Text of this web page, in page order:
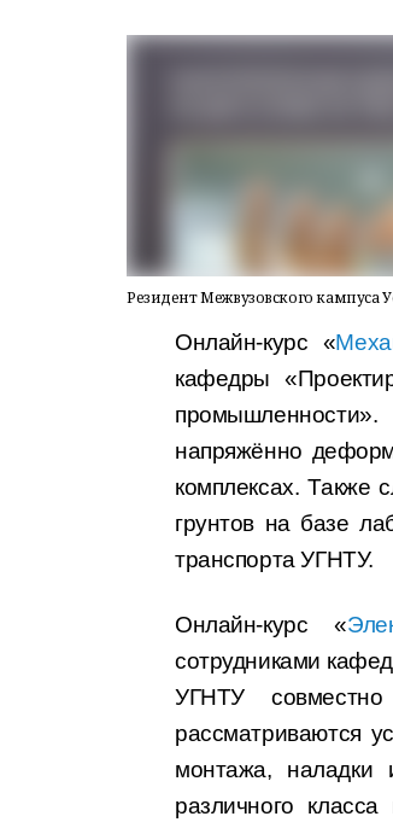
Резидент Межвузовского
Онлайн-курс «
кафедры
напряжённо
комплексах. Также
грунтов на базе
транспорта УГНТУ.
Онлайн-курс «
сотрудниками
УГНТУ
рассматриваются
монтажа, наладки
различного